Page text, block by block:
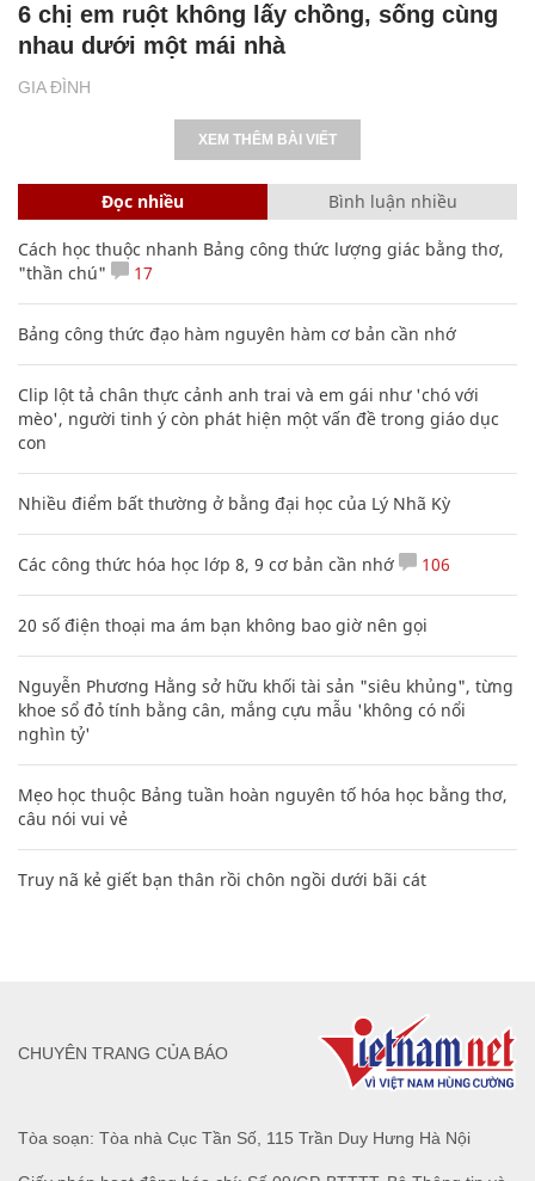
GIA ĐÌNH
6 chị em ruột không lấy chồng, sống cùng
nhau dưới một mái nhà
XEM THÊM BÀI VIẾT
Đọc nhiều Bình luận nhiều
Cách học thuộc nhanh Bảng công thức lượng giác bằng thơ,
"thần chú"
17
Bảng công thức đạo hàm nguyên hàm cơ bản cần nhớ
Clip lột tả chân thực cảnh anh trai và em gái như 'chó với
mèo', người tinh ý còn phát hiện một vấn đề trong giáo dục
con
Nhiều điểm bất thường ở bằng đại học của Lý Nhã Kỳ
Các công thức hóa học lớp 8, 9 cơ bản cần nhớ 106
20 số điện thoại ma ám bạn không bao giờ nên gọi
Nguyễn Phương Hằng sở hữu khối tài sản "siêu khủng", từng
khoe sổ đỏ tính bằng cân, mắng cựu mẫu 'không có nổi
nghìn tỷ'
Mẹo học thuộc Bảng tuần hoàn nguyên tố hóa học bằng thơ,
câu nói vui vẻ
Truy nã kẻ giết bạn thân rồi chôn ngồi dưới bãi cát
Tòa soạn: Tòa nhà Cục Tần Số, 115 Trần Duy Hưng Hà Nội
CHUYÊN TRANG CỦA BÁO